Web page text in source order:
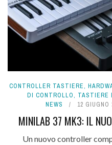
CONTROLLER TASTIERE,
DI CONTROLLO, TASTIERE
NEWS
12 GIUGNO
MINILAB 37 MK3: IL
Un nuovo controller